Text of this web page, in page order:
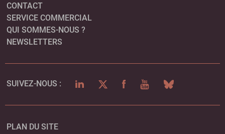
CONTACT
SERVICE COMMERCIAL
QUI SOMMES-NOUS ?
NEWSLETTERS
SUIVEZ-NOUS : LINKEDINTWITTERFACEBOOKYOUTUBEBLUESKY
PLAN DU SITE